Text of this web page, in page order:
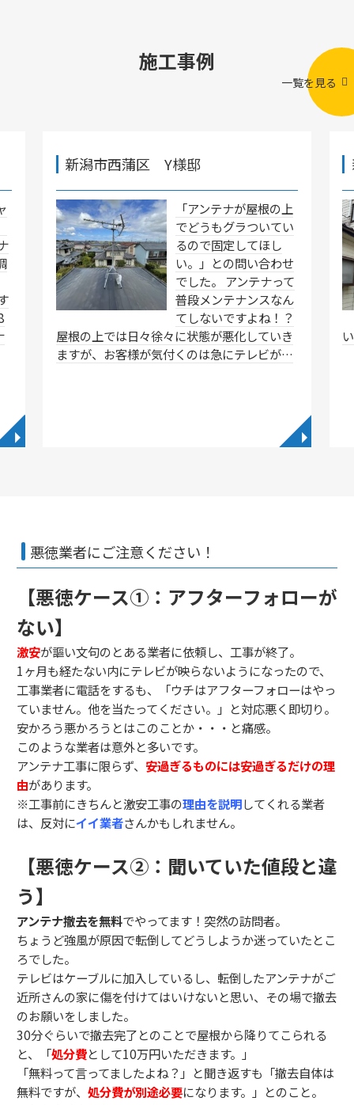
施工事例
一覧を見る
◥
新潟市西蒲区 Y様邸
「アンテナが屋根の上
でどうもグラついてい
るので固定してほし
い。」との問い合わせ
でした。 アンテナって
普段メンテナンスなん
てしないですよね！？
屋根の上では日々徐々に状態が悪化していき
ますが、お客様が気付くのは急にテレビが…
◥
悪徳業者にご注意ください！
【悪徳ケース①：アフターフォローが
ない】
激安が謳い文句のとある業者に依頼し、工事が終了。
1ヶ月も経たない内にテレビが映らないようになったので、
工事業者に電話をするも、「ウチはアフターフォローはやっ
ていません。他を当たってください。」と対応悪く即切り。
安かろう悪かろうとはこのことか・・・と痛感。
このような業者は意外と多いです。
アンテナ工事に限らず、 安過ぎるものには安過ぎるだけの理
由があります。
※工事前にきちんと激安工事の理由を説明してくれる業者
は、反対にイイ業者さんかもしれません。
【悪徳ケース②：聞いていた値段と違
う】
アンテナ撤去を無料でやってます！突然の訪問者。
ちょうど強風が原因で転倒してどうしようか迷っていたとこ
ろでした。
テレビはケーブルに加入しているし、転倒したアンテナがご
近所さんの家に傷を付けてはいけないと思い、その場で撤去
のお願いをしました。
30分ぐらいで撤去完了とのことで屋根から降りてこられる
と、「処分費として10万円いただきます。」
「無料って言ってましたよね？」と聞き返すも「撤去自体は
無料ですが、 処分費が別途必要になります。」とのこと。